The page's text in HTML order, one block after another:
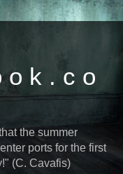
o k . c o
the summer
ports for the first
(C. Cavafis)